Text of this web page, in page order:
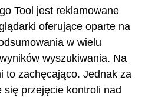
Tool jest reklamowane
oferujące oparte na
w wielu
wyszukiwania. Na
to zachęcająco. Jednak za
przejęcie kontroli nad